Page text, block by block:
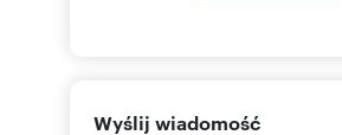
Wyślij wiadomość